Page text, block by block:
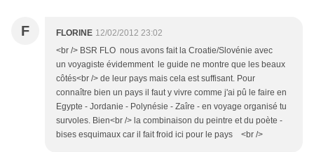
F FLORINE 12/02/2012 23:02
<br /> BSR FLO nous avons fait la Croatie/Slovénie avec
un voyagiste évidemment le guide ne montre que les beaux
côtés<br /> de leur pays mais cela est suffisant. Pour
connaître bien un pays il faut y vivre comme j'ai pû le faire en
Egypte - Jordanie - Polynésie - Zaîre - en voyage organisé tu
survoles. Bien<br /> la combinaison du peintre et du poète -
bises esquimaux car il fait froid ici pour le pays <br />